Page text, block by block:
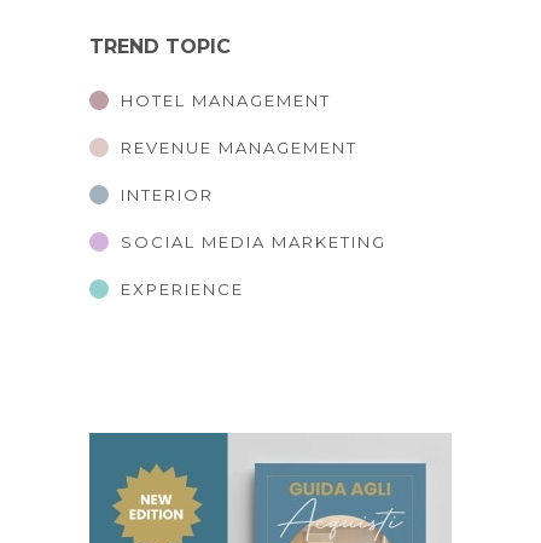
TREND TOPIC
HOTEL MANAGEMENT
REVENUE MANAGEMENT
INTERIOR
SOCIAL MEDIA MARKETING
EXPERIENCE